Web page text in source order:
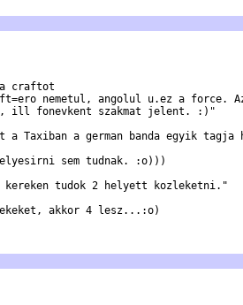
a craftot
nemetul, angolul u.ez a force.
ill fonevkent szakmat jelent. :)"
a Taxiban a german banda egyik tagja
sem tudnak. :o)))
4 kereken tudok 2 helyett kozleketni."
akkor 4 lesz...:o)